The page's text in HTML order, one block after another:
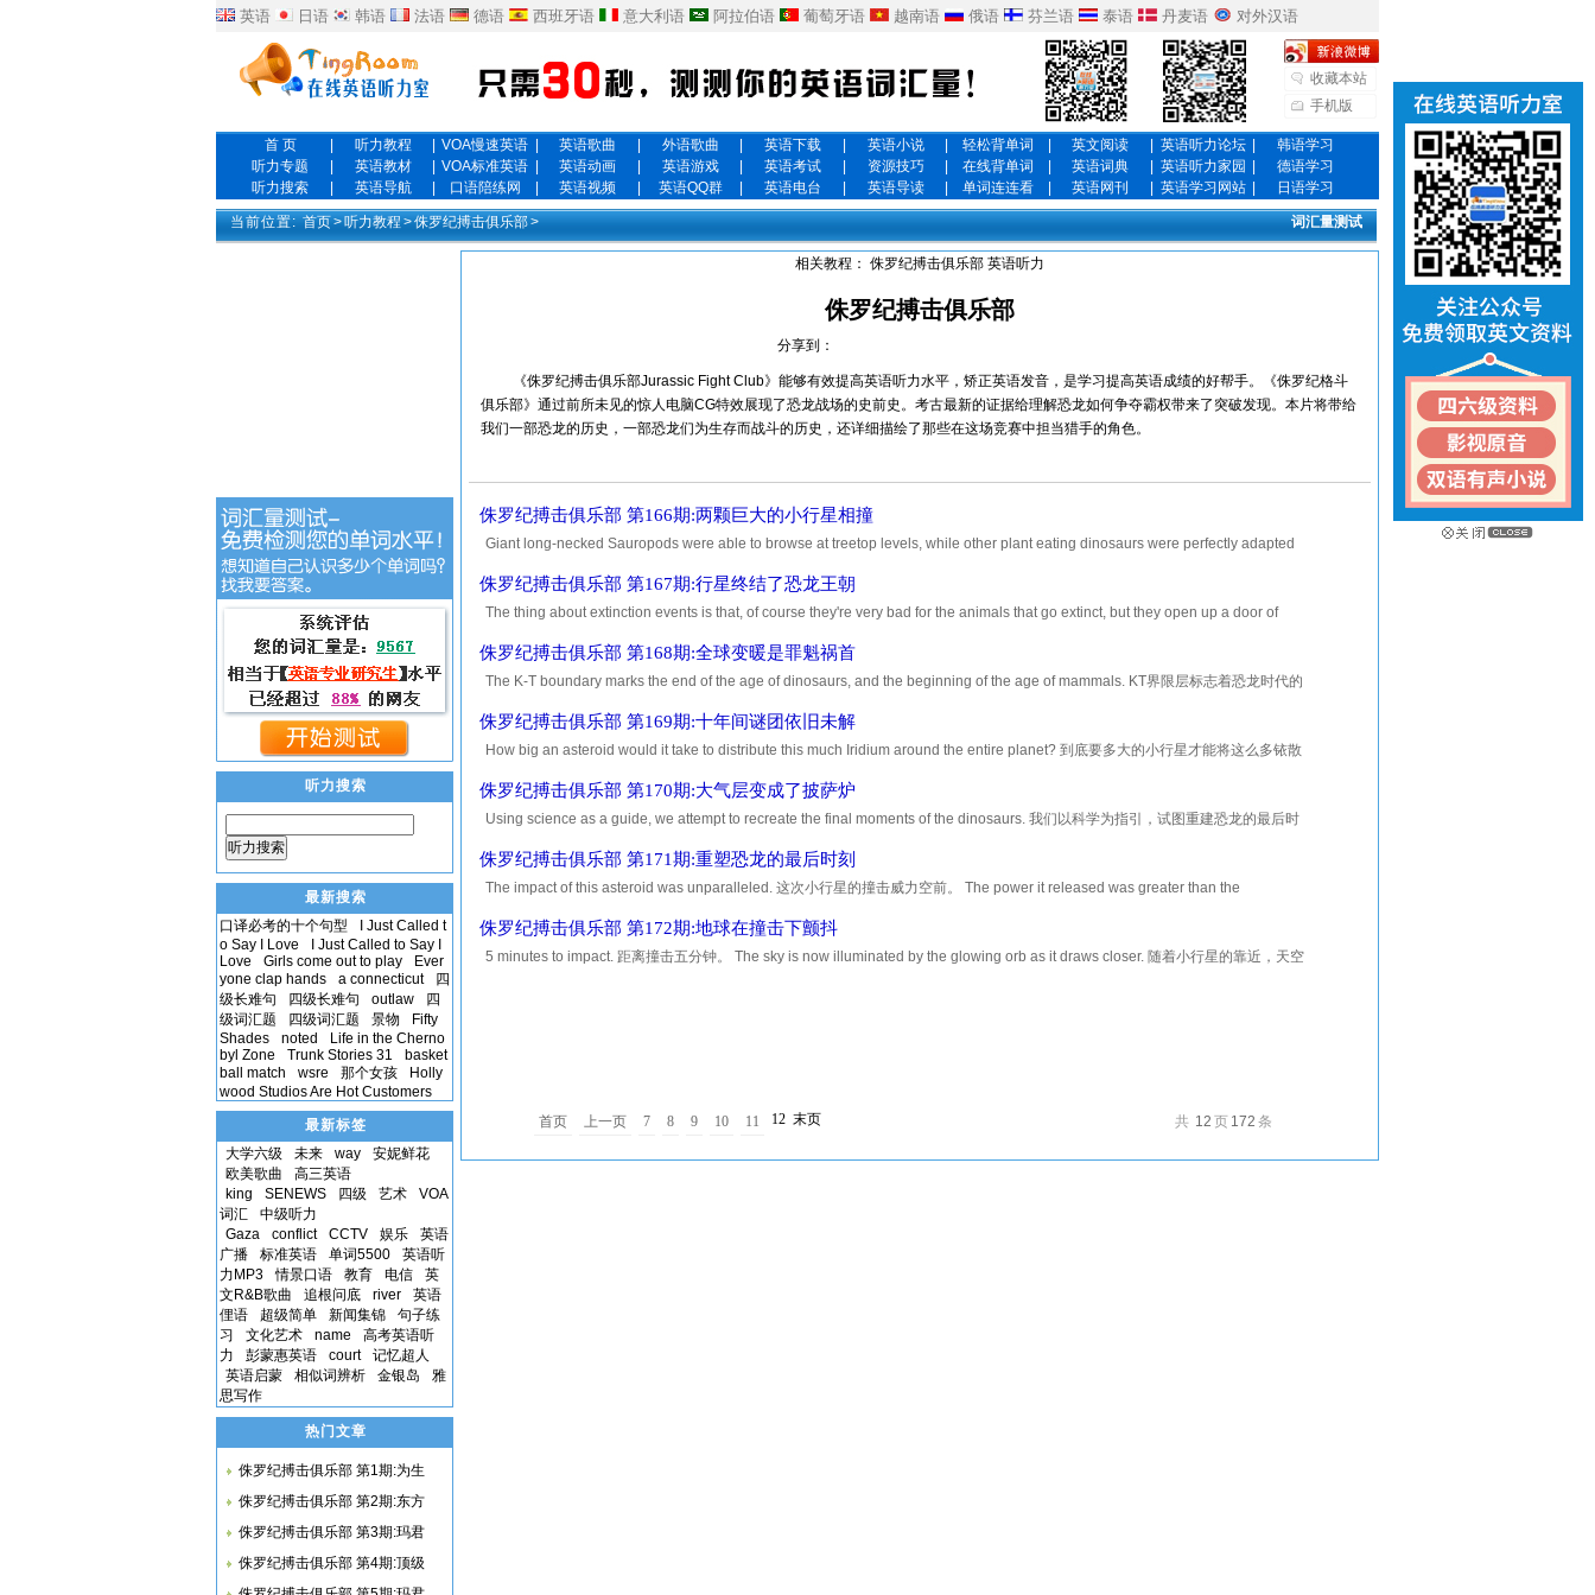
英语 日语 韩语 法语 德语 西班牙语 意大利语 阿拉伯语 葡萄牙语 越南语 俄语 芬兰语 泰语 丹麦语 对外汉语
收藏本站
手机版
首 页 听力教程 VOA慢速英语 英语歌曲 外语歌曲 英语下载 英语小说 轻松背单词 英文阅读 英语听力论坛
韩语学习
听力专题
英语教材 VOA标准英语 英语动画 英语游戏 英语考试 资源技巧 在线背单词 英语词典 英语听力家园
德语学习
听力搜索
英语导航 口语陪练网 英语视频 英语QQ群 英语电台 英语导读 单词连连看 英语网刊 英语学习网站 日语学习
词汇量测试
当前位置: 首页>听力教程 >侏罗纪搏击俱乐部>
相关教程： 侏罗纪搏击俱乐部 英语听力
侏罗纪搏击俱乐部
分享到：
《侏罗纪搏击俱乐部Jurassic Fight Club》能够有效提高英语听力水平，矫正英语发音，是学习提高英语成绩的好帮手。《侏罗纪格斗
俱乐部》通过前所未见的惊人电脑CG特效展现了恐龙战场的史前史。考古最新的证据给理解恐龙如何争夺霸权带来了突破发现。本片将带给
我们一部恐龙的历史，一部恐龙们为生存而战斗的历史，还详细描绘了那些在这场竞赛中担当猎手的角色。
侏罗纪搏击俱乐部 第166期:两颗巨大的小行星相撞
Giant long-necked Sauropods were able to browse at treetop levels, while other plant eating dinosaurs were perfectly adapted
侏罗纪搏击俱乐部 第167期:行星终结了恐龙王朝
The thing about extinction events is that, of course they're very bad for the animals that go extinct, but they open up a door of
侏罗纪搏击俱乐部 第168期:全球变暖是罪魁祸首
The K-T boundary marks the end of the age of dinosaurs, and the beginning of the age of mammals. KT界限层标志着恐龙时代的
侏罗纪搏击俱乐部 第169期:十年间谜团依旧未解
How big an asteroid would it take to distribute this much Iridium around the entire planet? 到底要多大的小行星才能将这么多铱散
侏罗纪搏击俱乐部 第170期:大气层变成了披萨炉
Using science as a guide, we attempt to recreate the final moments of the dinosaurs. 我们以科学为指引，试图重建恐龙的最后时
侏罗纪搏击俱乐部 第171期:重塑恐龙的最后时刻
The impact of this asteroid was unparalleled. 这次小行星的撞击威力空前。 The power it released was greater than the
侏罗纪搏击俱乐部 第172期:地球在撞击下颤抖
5 minutes to impact. 距离撞击五分钟。 The sky is now illuminated by the glowing orb as it draws closer. 随着小行星的靠近，天空
共 12 页 172 条
首页 上一页 7 8 9 10 11 12 末页
听力搜索
听力搜索
最新搜索
口译必考的十个句型
I Just Called t
o Say I Love
I Just Called to Say I
Love
Girls come out to play
Ever
yone clap hands
a connecticut
四
级长难句
四级长难句 outlaw
四
级词汇题
四级词汇题 景物
Fifty
Shades
noted
Life in the Cherno
byl Zone
Trunk Stories 31
basket
ball match
wsre 那个女孩
Holly
wood Studios Are Hot Customers
最新标签
大学六级
未来 way
安妮鲜花
欧美歌曲
高三英语
king
SENEWS 四级 艺术
VOA
词汇
中级听力
Gaza
conflict CCTV 娱乐
英语
广播
标准英语 单词5500
英语听
力MP3
情景口语 教育 电信
英
文R&B歌曲
追根问底 river
英语
俚语
超级简单 新闻集锦
句子练
习
文化艺术 name
高考英语听
力
彭蒙惠英语 court
记忆超人
英语启蒙
相似词辨析 金银岛
雅
思写作
热门文章
侏罗纪搏击俱乐部 第1期:为生
侏罗纪搏击俱乐部 第2期:东方
侏罗纪搏击俱乐部 第3期:玛君
侏罗纪搏击俱乐部 第4期:顶级